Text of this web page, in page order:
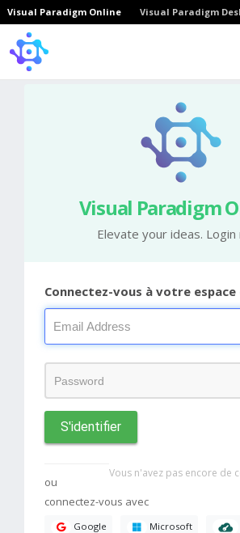
Visual Paradigm Online Visual Paradigm
Visual Paradigm
Elevate your ideas. Login
Connectez-vous à votre
S'identifier
Vous n'avez pas encore de
ou
connectez-vous avec
Google Microsoft